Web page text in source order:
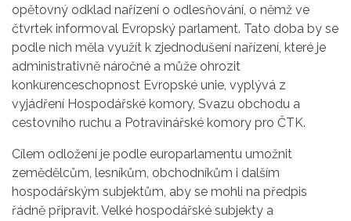
opětovný odklad nařízení o odlesňování, o němž ve
čtvrtek informoval Evropský parlament. Tato doba by se
podle nich měla využít k zjednodušení nařízení, které je
administrativně náročné a může ohrozit
konkurenceschopnost Evropské unie, vyplývá z
vyjádření Hospodářské komory, Svazu obchodu a
cestovního ruchu a Potravinářské komory pro ČTK.
Cílem odložení je podle europarlamentu umožnit
zemědělcům, lesníkům, obchodníkům i dalším
hospodářským subjektům, aby se mohli na předpis
řádně připravit. Velké hospodářské subjekty a